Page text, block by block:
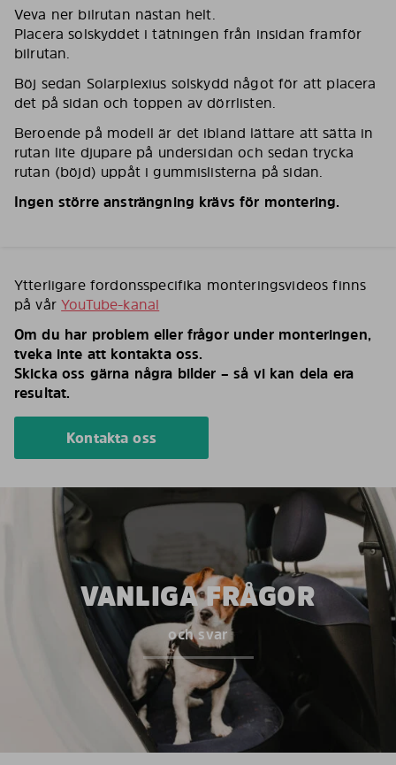
Veva ner bilrutan nästan helt.
Placera solskyddet i tätningen från insidan framför
bilrutan.
Böj sedan Solarplexius solskydd något för att placera
det på sidan och toppen av dörrlisten.
Beroende på modell är det ibland lättare att sätta in
rutan lite djupare på undersidan och sedan trycka
rutan (böjd) uppåt i gummislisterna på sidan.
Ingen större ansträngning krävs för montering.
Ytterligare fordonsspecifika monteringsvideos finns
på vårYouTube-kanal
Om du har problem eller frågor under monteringen,
tveka inte att kontakta oss.
Skicka oss gärna några bilder – så vi kan dela era
resultat.
Kontakta oss
VANLIGA FRÅGOR
och svar